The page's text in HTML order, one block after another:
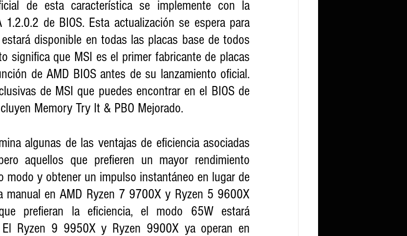
de esta característica se implemente con la
1.2.0.2 de BIOS. Esta actualización se espera para
disponible en todas las placas base de todos
significa que MSI es el primer fabricante de placas
de AMD BIOS antes de su lanzamiento oficial.
de MSI que puedes encontrar en el BIOS de
Memory Try It & PBO Mejorado.
algunas de las ventajas de eficiencia asociadas
aquellos que prefieren un mayor rendimiento
modo y obtener un impulso instantáneo en lugar de
manual en AMD Ryzen 7 9700X y Ryzen 5 9600X
prefieran la eficiencia, el modo 65W estará
Ryzen 9 9950X y Ryzen 9900X ya operan en